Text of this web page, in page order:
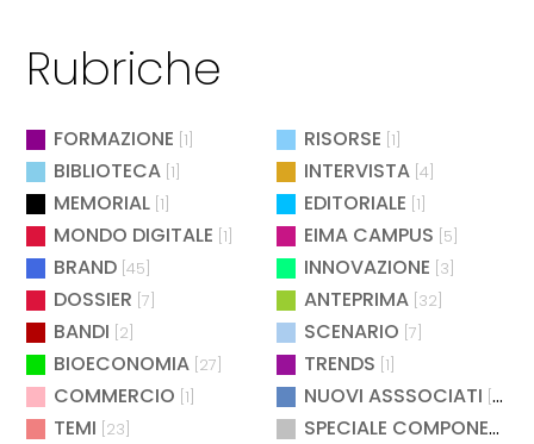
Rubriche
FORMAZIONE [1] RISORSE [1]
BIBLIOTECA [1] INTERVISTA [4]
MEMORIAL [1] EDITORIALE [1]
MONDO DIGITALE [1] EIMA CAMPUS [5]
BRAND [45] INNOVAZIONE [3]
DOSSIER [7] ANTEPRIMA [32]
BANDI [2] SCENARIO [7]
BIOECONOMIA [27] TRENDS [1]
COMMERCIO [1] NUOVI ASSSOCIATI [15]
TEMI [23]
SPECIALE COMPONENTISTICA